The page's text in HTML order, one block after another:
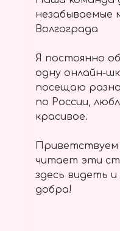
незабываемые
Волгограда
Я постоянно
одну онлайн-
посещаю
по России,
красивое.
Приветствуем
читает эти
здесь видеть
добра!